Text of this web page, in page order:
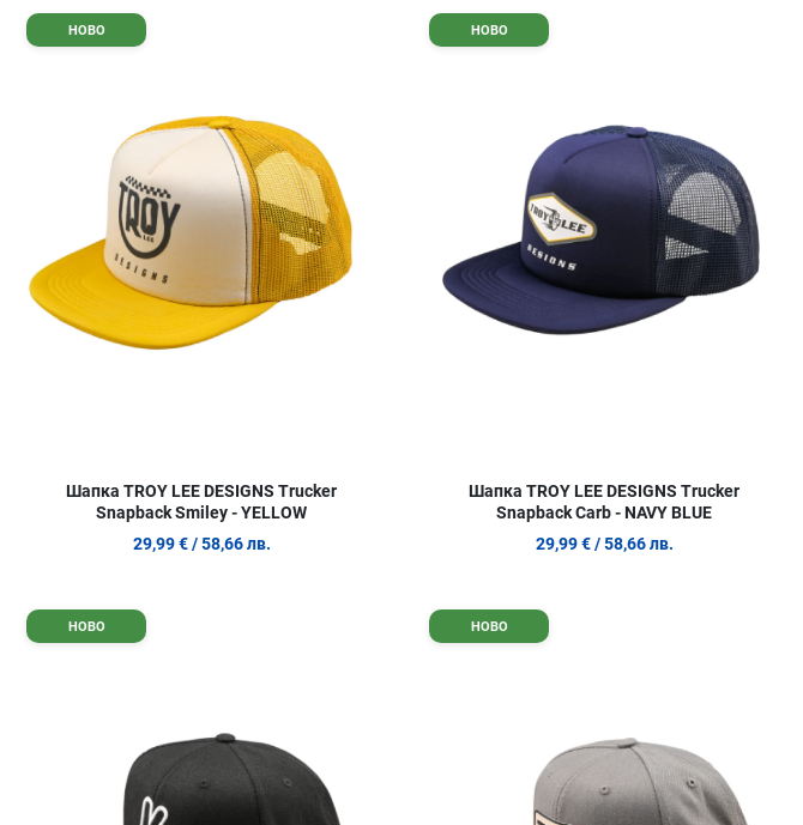
НОВО Добави в любими
Шапка TROY LEE DESIGNS Trucker
Snapback Smiley - YELLOW
29,99 € / 58,66 лв.
НОВО
Шапка TROY LEE DESIGNS Trucker
Snapback Carb - NAVY BLUE
29,99 € / 58,66 лв.
НОВО Добави в любими
НОВО